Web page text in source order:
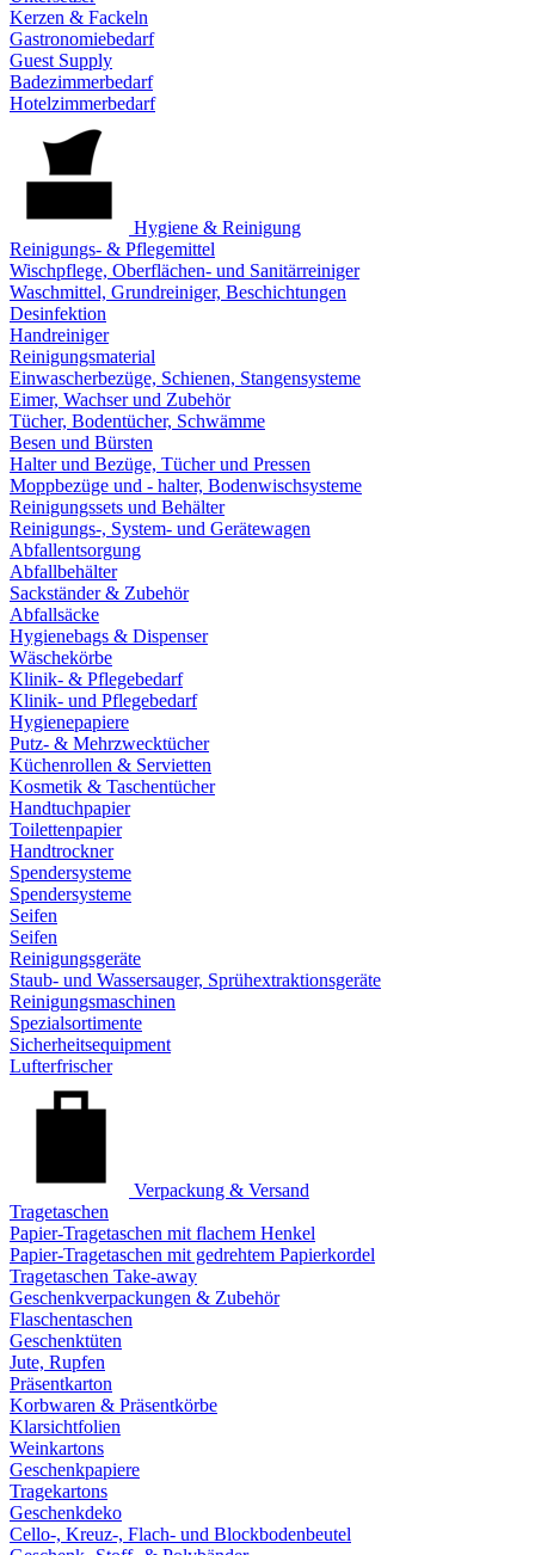
Kerzen & Fackeln
Gastronomiebedarf
Guest Supply
Badezimmerbedarf
Hotelzimmerbedarf
Hygiene & Reinigung
Reinigungs- & Pflegemittel
Wischpflege, Oberflächen- und Sanitärreiniger
Waschmittel, Grundreiniger, Beschichtungen
Desinfektion
Handreiniger
Reinigungsmaterial
Einwascherbezüge, Schienen, Stangensysteme
Eimer, Wachser und Zubehör
Tücher, Bodentücher, Schwämme
Besen und Bürsten
Halter und Bezüge, Tücher und Pressen
Moppbezüge und - halter, Bodenwischsysteme
Reinigungssets und Behälter
Reinigungs-, System- und Gerätewagen
Abfallentsorgung
Abfallbehälter
Sackständer & Zubehör
Abfallsäcke
Hygienebags & Dispenser
Wäschekörbe
Klinik- & Pflegebedarf
Klinik- und Pflegebedarf
Hygienepapiere
Putz- & Mehrzwecktücher
Küchenrollen & Servietten
Kosmetik & Taschentücher
Handtuchpapier
Toilettenpapier
Handtrockner
Spendersysteme
Spendersysteme
Seifen
Seifen
Reinigungsgeräte
Staub- und Wassersauger, Sprühextraktionsgeräte
Reinigungsmaschinen
Spezialsortimente
Sicherheitsequipment
Lufterfrischer
Verpackung & Versand
Tragetaschen
Papier-Tragetaschen mit flachem Henkel
Papier-Tragetaschen mit gedrehtem Papierkordel
Tragetaschen Take-away
Geschenkverpackungen & Zubehör
Flaschentaschen
Geschenktüten
Jute, Rupfen
Präsentkarton
Korbwaren & Präsentkörbe
Klarsichtfolien
Weinkartons
Geschenkpapiere
Tragekartons
Geschenkdeko
Cello-, Kreuz-, Flach- und Blockbodenbeutel